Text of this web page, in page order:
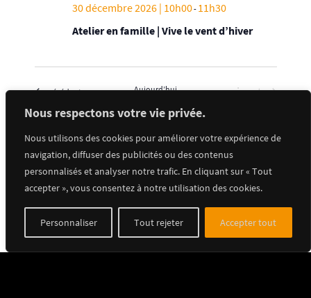
Nous respectons votre vie privée.
Nous utilisons des cookies pour améliorer votre expérience de
navigation, diffuser des publicités ou des contenus
personnalisés et analyser notre trafic. En cliquant sur « Tout
accepter », vous consentez à notre utilisation des cookies.
Personnaliser Tout rejeter Accepter tout
Atelier en famille | Vive le vent d’hiver
30 décembre 2026 | 10h00- 11h30
Évènements
précédents Aujourd’hui Évènements
suivants
S’abonner au calendrier